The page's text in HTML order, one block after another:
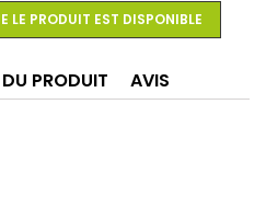
LE PRODUIT EST DISPONIBLE
PRODUIT AVIS